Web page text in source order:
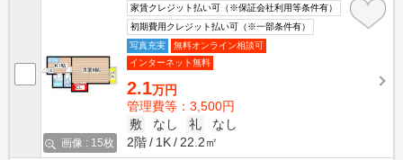
画像 : 15枚
家賃クレジット払い可（※保証会社利用等条件有）
初期費用クレジット払い可（※一部条件有）
写真充実
無料オンライン相談可
インターネット無料
2.1万円
管理費等：3,500円
敷
なし 礼
なし
2階
1K 22.2㎡